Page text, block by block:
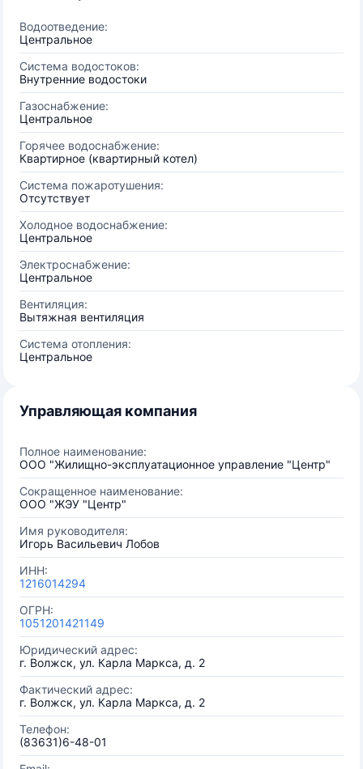
Водоотведение:
Центральное
Система водостоков:
Внутренние водостоки
Газоснабжение:
Центральное
Горячее водоснабжение:
Квартирное (квартирный котел)
Система пожаротушения:
Отсутствует
Холодное водоснабжение:
Центральное
Электроснабжение:
Центральное
Вентиляция:
Вытяжная вентиляция
Система отопления:
Центральное
Управляющая компания
Полное наименование:
ООО "Жилищно-эксплуатационное управление "Центр"
Сокращенное наименование:
ООО "ЖЭУ "Центр"
Имя руководителя:
Игорь Васильевич Лобов
ИНН:
1216014294
ОГРН:
1051201421149
Юридический адрес:
г. Волжск, ул. Карла Маркса, д. 2
Фактический адрес:
г. Волжск, ул. Карла Маркса, д. 2
Телефон:
(83631)6-48-01